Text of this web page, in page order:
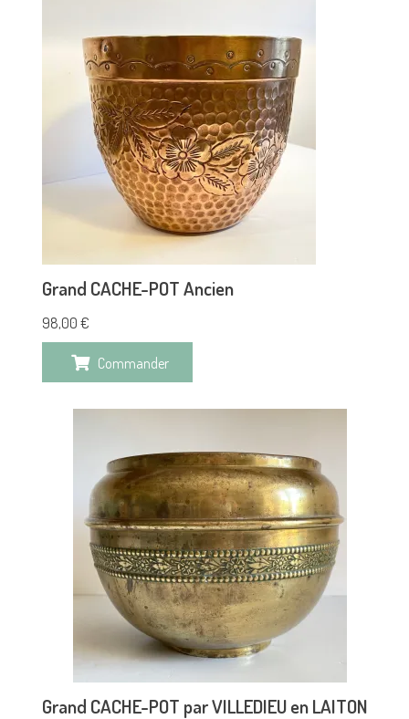
Grand CACHE-POT Ancien
98,00 €
Commander
Grand CACHE-POT par VILLEDIEU en LAITON